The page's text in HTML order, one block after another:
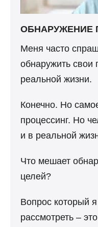
ОБНАРУЖЕНИЕ
Меня часто
обнаружить свои
реальной жизни.
Конечно. Но
процессинг. Но
и в реальной
Что мешает
целей?
Вопрос который
рассмотреть –